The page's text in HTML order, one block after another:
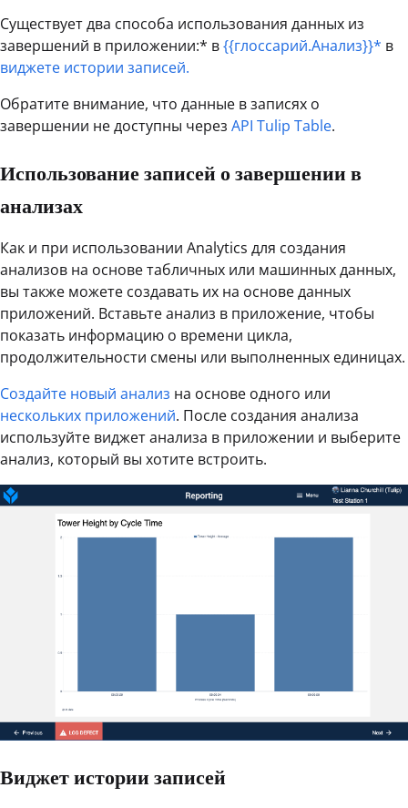
Существует два способа использования данных из
завершений в приложении:* в{{глоссарий.Анализ}}* в
виджете истории записей.
Обратите внимание, что данные в записях о
завершении не доступны через API Tulip Table.
Использование записей о завершении в
анализах
Как и при использовании Analytics для создания
анализов на основе табличных или машинных данных,
вы также можете создавать их на основе данных
приложений. Вставьте анализ в приложение, чтобы
показать информацию о времени цикла,
продолжительности смены или выполненных единицах.
Создайте новый анализ на основе одного или
нескольких приложений. После создания анализа
используйте виджет анализа в приложении и выберите
анализ, который вы хотите встроить.
Виджет истории записей